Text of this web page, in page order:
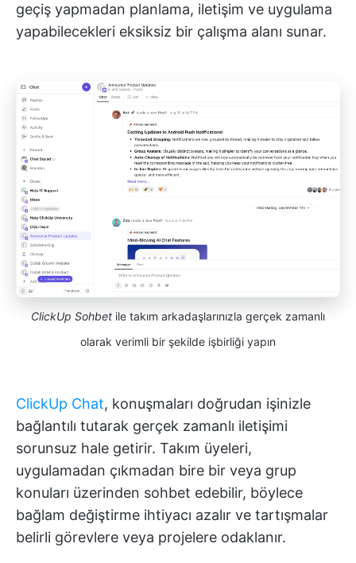
geçiş yapmadan planlama, iletişim ve uygulama
yapabilecekleri eksiksiz bir çalışma alanı sunar.
ClickUp Sohbet ile takım arkadaşlarınızla gerçek zamanlı
olarak verimli bir şekilde işbirliği yapın
ClickUp Chat, konuşmaları doğrudan işinizle
bağlantılı tutarak gerçek zamanlı iletişimi
sorunsuz hale getirir. Takım üyeleri,
uygulamadan çıkmadan bire bir veya grup
konuları üzerinden sohbet edebilir, böylece
bağlam değiştirme ihtiyacı azalır ve tartışmalar
belirli görevlere veya projelere odaklanır.